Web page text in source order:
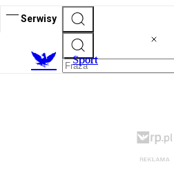
Serwisy
Sport